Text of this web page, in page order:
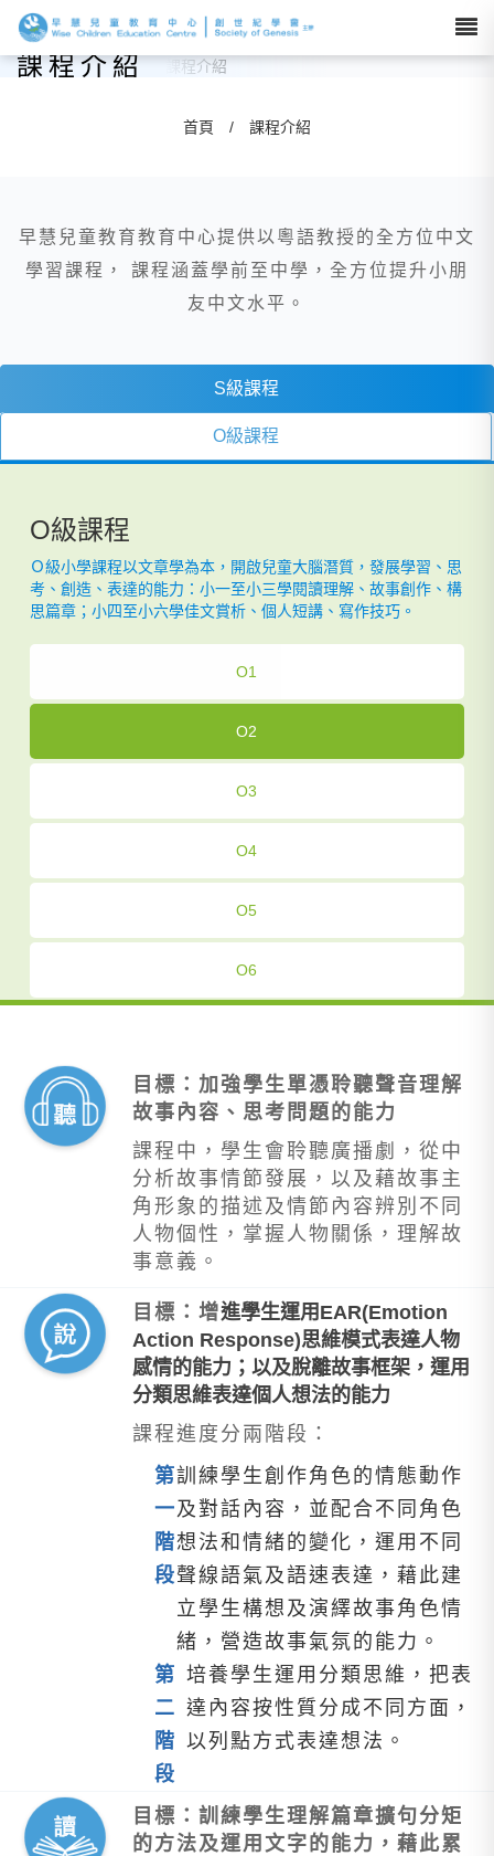
課程介紹
首頁 / 課程介紹
早慧兒童教育教育中心提供以粵語教授的全方位中文
學習課程， 課程涵蓋學前至中學，全方位提升小朋
友中文水平。
S級課程
O級課程
O級課程
Ｏ級小學課程以文章學為本，開啟兒童大腦潛質，發展學習、思
考、創造、表達的能力：小一至小三學閱讀理解、故事創作、構
思篇章；小四至小六學佳文賞析、個人短講、寫作技巧。
O1
O2
O3
O4
O5
O6
目標：加強學生單憑聆聽聲音理解
故事內容、思考問題的能力
課程中，學生會聆聽廣播劇，從中
分析故事情節發展，以及藉故事主
角形象的描述及情節內容辨別不同
人物個性，掌握人物關係，理解故
事意義。
目標：增進學生運用EAR(Emotion
Action Response)思維模式表達人物
感情的能力；以及脫離故事框架，運用
分類思維表達個人想法的能力
課程進度分兩階段：
第
一
階
段
訓練學生創作角色的情態動作
及對話內容，並配合不同角色
想法和情緒的變化，運用不同
聲線語氣及語速表達，藉此建
立學生構想及演繹故事角色情
緒，營造故事氣氛的能力。
第
二
階
段
培養學生運用分類思維，把表
達內容按性質分成不同方面，
以列點方式表達想法。
目標：訓練學生理解篇章擴句分矩
的方法及運用文字的能力，藉此累